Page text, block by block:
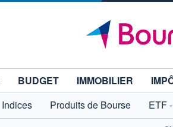
BUDGET IMMOBILIER
Indices Produits de Bourse ETF